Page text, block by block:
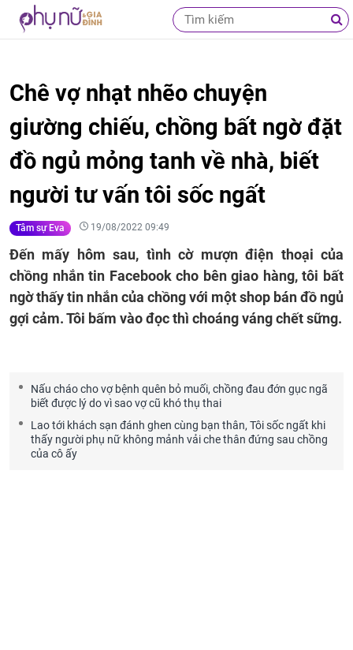
Chê vợ nhạt nhẽo chuyện
giường chiếu, chồng bất ngờ đặt
đồ ngủ mỏng tanh về nhà, biết
người tư vấn tôi sốc ngất
Tâm sự Eva 19/08/2022 09:49
Đến mấy hôm sau, tình cờ mượn điện thoại của
chồng nhắn tin Facebook cho bên giao hàng, tôi bất
ngờ thấy tin nhắn của chồng với một shop bán đồ ngủ
gợi cảm. Tôi bấm vào đọc thì choáng váng chết sững.
Nấu cháo cho vợ bệnh quên bỏ muối, chồng đau đớn gục ngã
biết được lý do vì sao vợ cũ khó thụ thai
Lao tới khách sạn đánh ghen cùng bạn thân, Tôi sốc ngất khi
thấy người phụ nữ không mảnh vải che thân đứng sau chồng
của cô ấy